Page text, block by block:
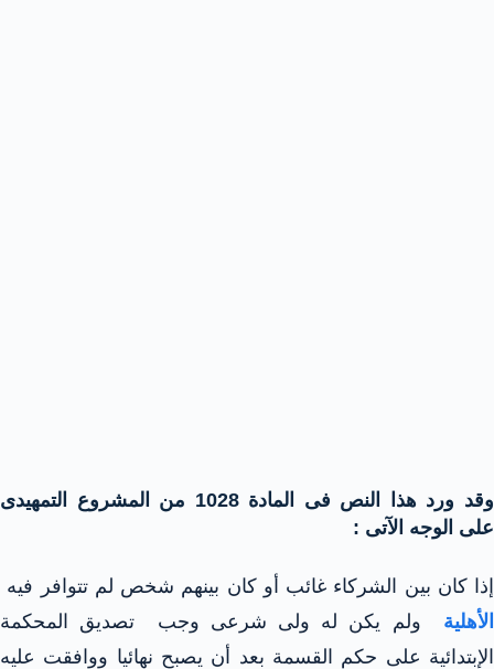
وقد ورد هذا النص فى المادة 1028 من المشروع التمهيدى
على الوجه الآتى :
إذا كان بين الشركاء غائب أو كان بينهم شخص لم تتوافر فيه
الأهلية
ولم يكن له ولى شرعى وجب تصديق المحكمة
الإبتدائية على حكم القسمة بعد أن يصبح نهائيا ووافقت عليه